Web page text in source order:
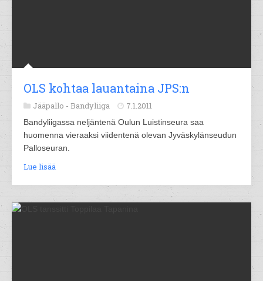
OLS kohtaa lauantaina JPS:n
Jääpallo - Bandyliiga 7.1.2011
Bandyliigassa neljäntenä Oulun Luistinseura saa
huomenna vieraaksi viidentenä olevan Jyväskylänseudun
Palloseuran.
Lue lisää